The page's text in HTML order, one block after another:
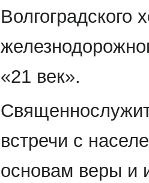
«21 век».
встречи с
основам веры и